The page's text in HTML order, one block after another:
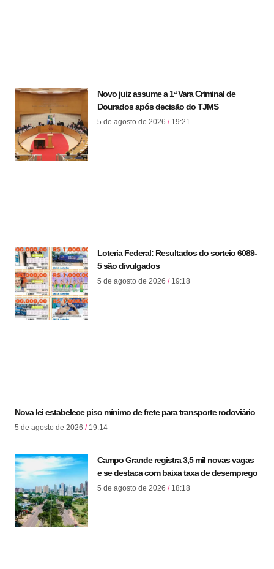
Novo juiz assume a 1ª Vara Criminal de
Dourados após decisão do TJMS
5 de agosto de 2026 19:21
Loteria Federal: Resultados do sorteio 6089-
5 são divulgados
5 de agosto de 2026 19:18
Nova lei estabelece piso mínimo de frete para transporte rodoviário
5 de agosto de 2026 19:14
Campo Grande registra 3,5 mil novas vagas
e se destaca com baixa taxa de desemprego
5 de agosto de 2026 18:18